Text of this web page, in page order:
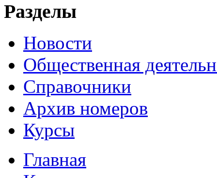
Разделы
Новости
Общественная
Справочники
Архив номеров
Курсы
Главная